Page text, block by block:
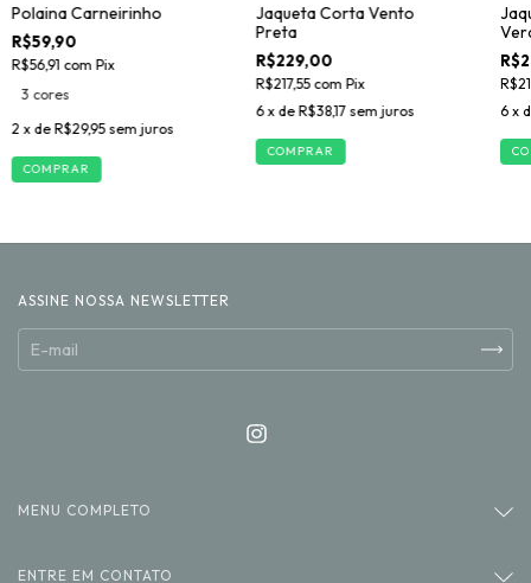
Polaina Carneirinho
R$59,90
R$56,91 com Pix
3 cores
2 x de R$29,95 sem juros
COMPRAR
Jaqueta Corta Vento
Preta
R$229,00
R$217,55 com Pix
6 x de R$38,17 sem juros
COMPRAR
6 x
ASSINE NOSSA NEWSLETTER
MENU COMPLETO
ENTRE EM CONTATO